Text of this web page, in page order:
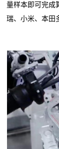
量样本即可完成
瑞、小米、本田